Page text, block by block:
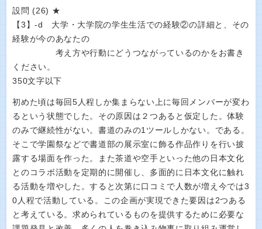
設問 (26) ★
【3】‐d 大学・大学院の学生生活での経験②の詳細と、その
経験が今のあなたの
考え方や行動にどうつながっているのかをお書き
ください。
350文字以下
初めた頃は毎回5人程しか集まらない上に毎回メンバーが変わ
るという状態でした。その原因は２つあると仮定した。体験
のみで継続性がない。書道のみの1ツールしかない。である。
そこで学園祭などで書道部の展示室に飾る作品作りを行い披
露する場面を作った。また茶道や空手といった他の日本文化
とのコラボ活動を定期的に開催し、多面的に日本文化に触れ
る活動を増やした。すると次第に口コミで人数が増え今では3
0人程で活動している。この企画が実現できた要因は2つある
と考えている。求められているものを提供するために必要な